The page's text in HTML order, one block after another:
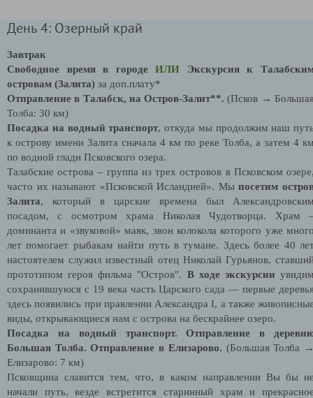
День 4: Озерный край
Завтрак
Свободное время в городеИЛИ Экскурсия к
островам (Залита) за доп.плату*
Отправление в Талабск, на Остров-Залит**. (Псков →
Толба: 30 км)
Посадка на водный транспорт, откуда мы продолжим наш
к острову имени Залита сначала 4 км по реке Толба, а затем 4
по водной глади Псковского озера.
Талабские острова – группа из трех островов в Псковском
часто их называют «Псковской Исландией». Мыпосетим
Залита, который в царские времена был
посадом, с осмотром храма Николая Чудотворца. Храм
доминанта и «звуковой» маяк, звон колокола которого уже
лет помогает рыбакам найти путь в тумане. Здесь более 40
настоятелем служил известный отец Николай Гурьянов,
прототипом героя фильма "Остров". В ходе экскурсии
сохранившуюся с 19 века часть Царского сада — первые
здесь появились при правлении Александра I, а также
виды, открывающиеся нам с острова на бескрайнее озеро.
Посадка на водный транспорт. Отправление в
Большая Толба. Отправление в Елизарово. (Большая Толба
Елизарово: 7 км)
Псковщина славится тем, что, в каком направлении Вы бы
начали путь, везде встретится старинный храм и